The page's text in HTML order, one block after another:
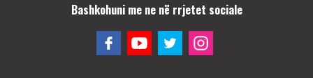
Bashkohuni me ne në rrjetet sociale